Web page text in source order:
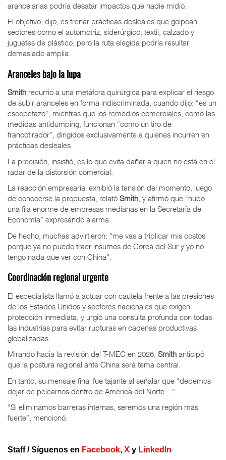
arancelarias podría desatar impactos que nadie midió.
El objetivo, dijo, es frenar prácticas desleales que golpean
sectores como el automotriz, siderúrgico, textil, calzado y
juguetes de plástico, pero la ruta elegida podría resultar
demasiado amplia.
Aranceles bajo la lupa
Smith recurrió a una metáfora quirúrgica para explicar el riesgo
de subir aranceles en forma indiscriminada, cuando dijo: “es un
escopetazo”, mientras que los remedios comerciales, como las
medidas antidumping, funcionan “como un tiro de
francotirador”, dirigidos exclusivamente a quienes incurren en
prácticas desleales.
La precisión, insistió, es lo que evita dañar a quien no está en el
radar de la distorsión comercial.
La reacción empresarial exhibió la tensión del momento, luego
de conocerse la propuesta, relató Smith , y afirmó que “hubo
una fila enorme de empresas medianas en la Secretaría de
Economía” expresando alarma.
De hecho, muchas advirtieron: “me vas a triplicar mis costos
porque ya no puedo traer insumos de Corea del Sur y yo no
tengo nada que ver con China”.
Coordinación regional urgente
El especialista llamó a actuar con cautela frente a las presiones
de los Estados Unidos y sectores nacionales que exigen
protección inmediata, y urgió una consulta profunda con todas
las industrias para evitar rupturas en cadenas productivas
globalizadas.
Mirando hacia la revisión del T-MEC en 2026, Smith anticipó
que la postura regional ante China será tema central.
En tanto, su mensaje final fue tajante al señalar que “debemos
dejar de pelearnos dentro de América del Norte…”.
“Si eliminamos barreras internas, seremos una región más
fuerte”, mencionó.
Staff / Síguenos en Facebook, X y LinkedIn